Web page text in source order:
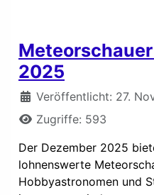
2025
Details
Veröffentlicht: 27.
Zugriffe: 593
Der Dezember 2025
lohnenswerte
Hobbyastronomen und